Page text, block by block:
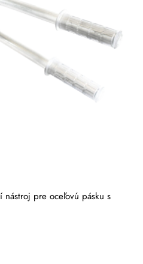
nástroj pre oceľovú pásku s